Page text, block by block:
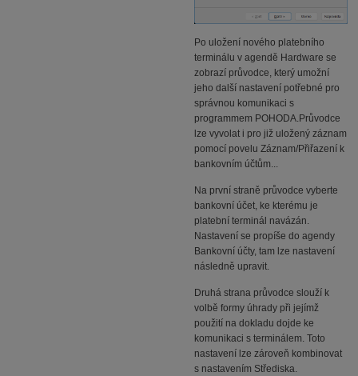
Po uložení nového platebního
terminálu v agendě Hardware se
zobrazí průvodce, který umožní
jeho další nastavení potřebné pro
správnou komunikaci s
programmem POHODA.Průvodce
lze vyvolat i pro již uložený záznam
pomocí povelu Záznam/Přiřazení k
bankovním účtům...
Na první straně průvodce vyberte
bankovní účet, ke kterému je
platební terminál navázán.
Nastavení se propíše do agendy
Bankovní účty, tam lze nastavení
následně upravit.
Druhá strana průvodce slouží k
volbě formy úhrady při jejímž
použití na dokladu dojde ke
komunikaci s terminálem. Toto
nastavení lze zároveň kombinovat
s nastavením Střediska.